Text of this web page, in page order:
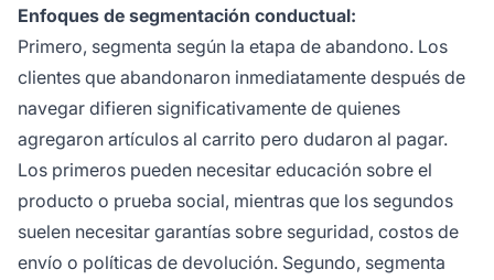
Enfoques de segmentación conductual:
Primero, segmenta según la etapa de abandono. Los
clientes que abandonaron inmediatamente después de
navegar difieren significativamente de quienes
agregaron artículos al carrito pero dudaron al pagar.
Los primeros pueden necesitar educación sobre el
producto o prueba social, mientras que los segundos
suelen necesitar garantías sobre seguridad, costos de
envío o políticas de devolución. Segundo, segmenta